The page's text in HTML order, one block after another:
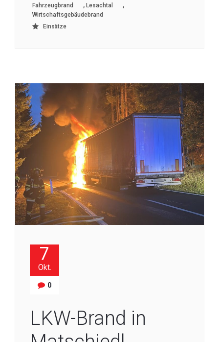
Fahrzeugbrand , Lesachtal ,
Wirtschaftsgebäudebrand
Einsätze
7
Okt.
0
LKW-Brand in